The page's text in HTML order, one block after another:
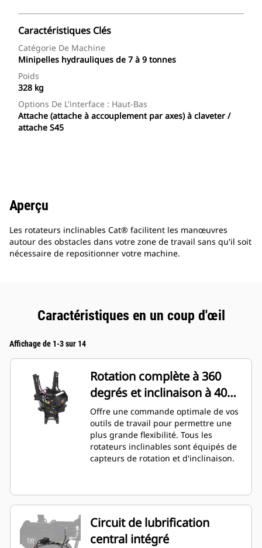
Caractéristiques Clés
Catégorie De Machine
Minipelles hydrauliques de 7 à 9 tonnes
Poids
328 kg
Options De L'interface : Haut-Bas
Attache (attache à accouplement par axes) à claveter /
attache S45
Aperçu
Les rotateurs inclinables Cat® facilitent les manœuvres
autour des obstacles dans votre zone de travail sans qu'il soit
nécessaire de repositionner votre machine.
Caractéristiques en un coup d'œil
Affichage de 1-3 sur 14
Rotation complète à 360
degrés et inclinaison à 40
degrés
Offre une commande optimale de vos
outils de travail pour permettre une
plus grande flexibilité. Tous les
rotateurs inclinables sont équipés de
capteurs de rotation et d'inclinaison.
Circuit de lubrification
central intégré